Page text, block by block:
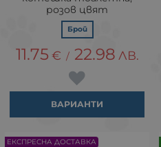
розов цвят
Брой
11.75 € / 22.98 ЛВ.
ВАРИАНТИ
ЕКСПРЕСНА ДОСТАВКА